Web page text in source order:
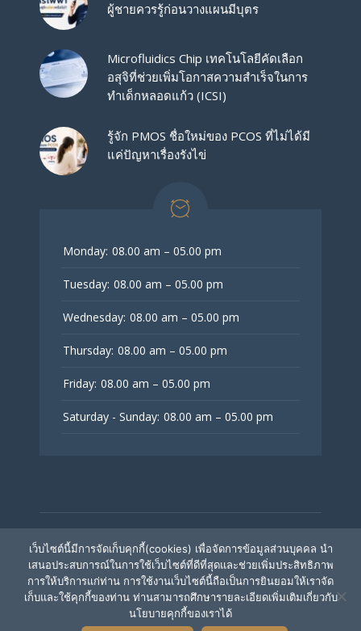
ผู้ชายควรรู้ก่อนวางแผนมีบุตร
Microfluidics Chip เทคโนโลยีคัดเลือก
อสุจิที่ช่วยเพิ่มโอกาสความสำเร็จในการ
ทำเด็กหลอดแก้ว (ICSI)
รู้จัก PMOS ชื่อใหม่ของ PCOS ที่ไม่ได้มี
แค่ปัญหาเรื่องรังไข่
Monday: 08.00 am – 05.00 pm
Tuesday: 08.00 am – 05.00 pm
Wednesday: 08.00 am – 05.00 pm
Thursday: 08.00 am – 05.00 pm
Friday: 08.00 am – 05.00 pm
Saturday - Sunday: 08.00 am – 05.00 pm
© V Fertility Thailand
ติดตามเรา
เว็บไซต์นี้มีการจัดเก็บคุกกี้(cookies) เพื่อจัดการข้อมูลส่วนบุคคล นำ
เสนอประสบการณ์ในการใช้เว็บไซต์ที่ดีที่สุดและช่วยเพิ่มประสิทธิภาพ
การให้บริการแก่ท่าน การใช้งานเว็บไซต์นี้ถือเป็นการยินยอมให้เราจัด
เก็บและใช้คุกกี้ของท่าน ท่านสามารถศึกษารายละเอียดเพิ่มเติมเกี่ยวกับ
นโยบายคุกกี้ของเราได้